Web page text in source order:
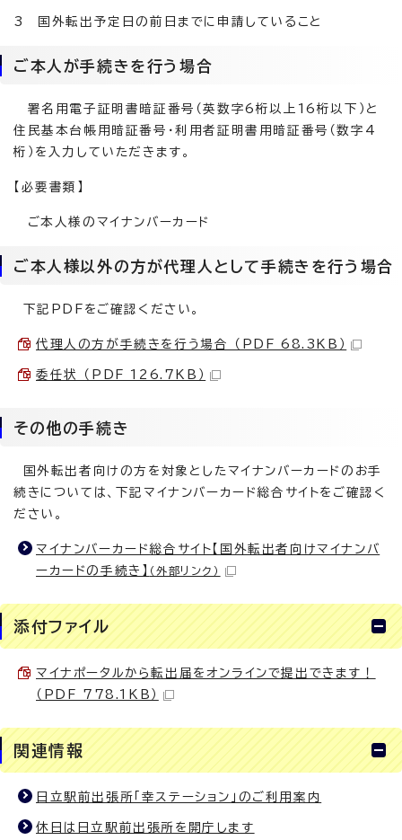
3 国外転出予定日の前日までに申請していること
ご本人が手続きを行う場合
署名用電子証明書暗証番号（英数字6桁以上16桁以下）と
住民基本台帳用暗証番号・利用者証明書用暗証番号（数字4
桁）を入力していただきます。
【必要書類】
ご本人様のマイナンバーカード
ご本人様以外の方が代理人として手続きを行う場合
下記PDFをご確認ください。
代理人の方が手続きを行う場合 （PDF 68.3KB）
委任状 （PDF 126.7KB）
その他の手続き
国外転出者向けの方を対象としたマイナンバーカードのお手
続きについては、下記マイナンバーカード総合サイトをご確認く
ださい。
マイナンバーカード総合サイト【国外転出者向けマイナンバ
ーカードの手続き】 （外部リンク）
添付ファイル
マイナポータルから転出届をオンラインで提出できます！
（PDF 778.1KB）
関連情報
日立駅前出張所「幸ステーション」のご利用案内
休日は日立駅前出張所を開庁します